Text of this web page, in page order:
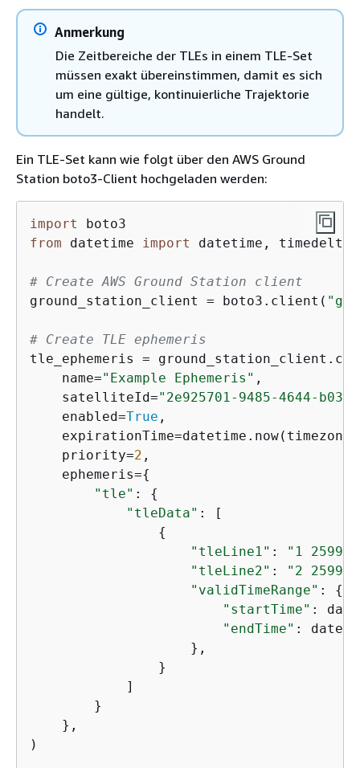
Anmerkung
Die Zeitbereiche der TLEs in einem TLE-Set
müssen exakt übereinstimmen, damit es sich
um eine gültige, kontinuierliche Trajektorie
handelt.
Ein TLE-Set kann wie folgt über den AWS Ground
Station boto3-Client hochgeladen werden:
import
from datetime import datetime, timedelta,
# Create AWS Ground Station client
ground_station_client = boto3.client(
# Create TLE ephemeris
tle_ephemeris =
    name=
"Example Ephemeris" ,
    satelliteId=
"2e925701-9485-4644-b031-
    enabled=
True ,
    priority=
2 ,
    ephemeris=
{
"tle" : {
"tleData" : [
{
"tleLine1" :
"1
"tleLine2" :
"2 25994
"validTimeRange" : {
"startTime" :
"endTime" :
                    },
                }
            ]
        }
    },
)